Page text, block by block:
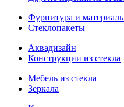
Фурнитура и
Стеклопакеты
Аквадизайн
Конструкции из стекла
Мебель из стекла
Зеркала